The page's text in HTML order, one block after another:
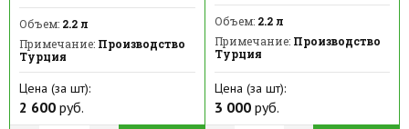
Объем: 2.2 л
Примечание: Производство
Турция
Цена (за шт):
2 600 руб.
Объем:2.2 л
Примечание:Производство
Турция
Цена (за шт):
3 000руб.